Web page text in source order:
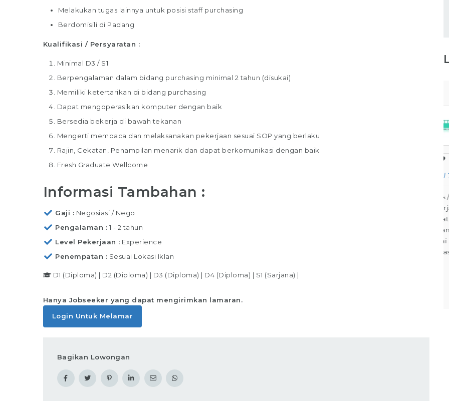
Melakukan tugas lainnya untuk posisi staff purchasing
Berdomisili di Padang
Kualifikasi / Persyaratan :
Minimal D3 / S1
Berpengalaman dalam bidang purchasing minimal 2 tahun (disukai)
Memiliki ketertarikan di bidang purchasing
Dapat mengoperasikan komputer dengan baik
Bersedia bekerja di bawah tekanan
Mengerti membaca dan melaksanakan pekerjaan sesuai SOP yang berlaku
Rajin, Cekatan, Penampilan menarik dan dapat berkomunikasi dengan baik
Fresh Graduate Wellcome
Informasi Tambahan :
Gaji
Negosiasi / Nego
Pengalaman
1 - 2 tahun
Level Pekerjaan
Experience
Penempatan
Sesuai Lokasi Iklan
D1 (Diploma) | D2 (Diploma) | D3 (Diploma) | D4 (Diploma) | S1 (Sarjana) |
Hanya Jobseeker yang dapat mengirimkan lamaran.
Login Untuk Melamar
Bagikan Lowongan